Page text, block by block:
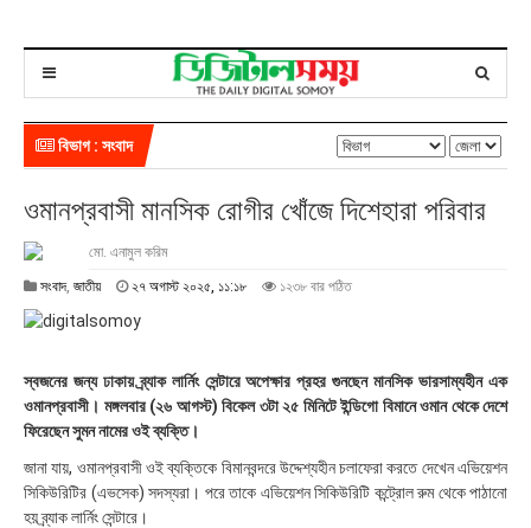
বিভাগ : সংবাদ
ওমানপ্রবাসী মানসিক রোগীর খোঁজে দিশেহারা পরিবার
মো. এনামুল করিম
সংবাদ, জাতীয় ২৭ অগাস্ট ২০২৫, ১১:১৮
২
০
,
১
১২৩৮ বার পঠিত
স্বজনের জন্য ঢাকায় ব্র্যাক লার্নিং সেন্টারে অপেক্ষার প্রহর গুনছেন মানসিক ভারসাম্যহীন এক
ওমানপ্রবাসী। মঙ্গলবার (২৬ আগস্ট) বিকেল ৩টা ২৫ মিনিটে ইন্ডিগো বিমানে ওমান থেকে দেশে
ফিরেছেন সুমন নামের ওই ব্যক্তি।
জানা যায়, ওমানপ্রবাসী ওই ব্যক্তিকে বিমানবন্দরে উদ্দেশ্যহীন চলাফেরা করতে দেখেন এভিয়েশন
সিকিউরিটির (এভসেক) সদস্যরা। পরে তাকে এভিয়েশন সিকিউরিটি কন্ট্রোল রুম থেকে পাঠানো
হয় ব্র্যাক লার্নিং সেন্টারে।